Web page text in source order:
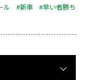
ル #新車
#早い者勝ち